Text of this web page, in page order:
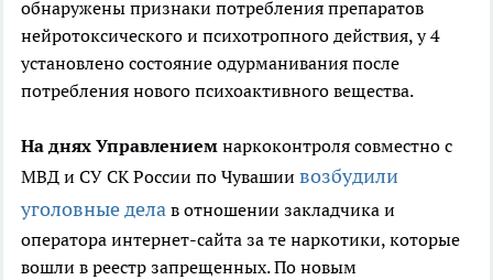
обнаружены признаки потребления препаратов
нейротоксического и психотропного действия, у 4
установлено состояние одурманивания после
потребления нового психоактивного вещества.
На днях Управлением наркоконтроля совместно с
МВД и СУ СК России по Чувашии возбудили
уголовные дела в отношении закладчика и
оператора интернет-сайта за те наркотики, которые
вошли в реестр запрещенных. По новым